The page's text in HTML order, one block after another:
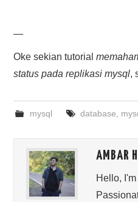
—
Oke sekian tutorial
status pada replikasi mysql,
mysql database,
AMBAR
Hello,